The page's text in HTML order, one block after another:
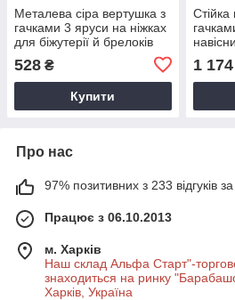
Металева сіра вертушка з
гачками 3 яруси на ніжках
для біжутерії й брелоків
528 ₴
Купити
Стійка
1 174
Про нас
97% позитивних з 233 відгуків за
Працює з 06.10.2013
м. Харків
Наш склад Альфа Старт"-
знаходиться на ринку
Харків, Україна